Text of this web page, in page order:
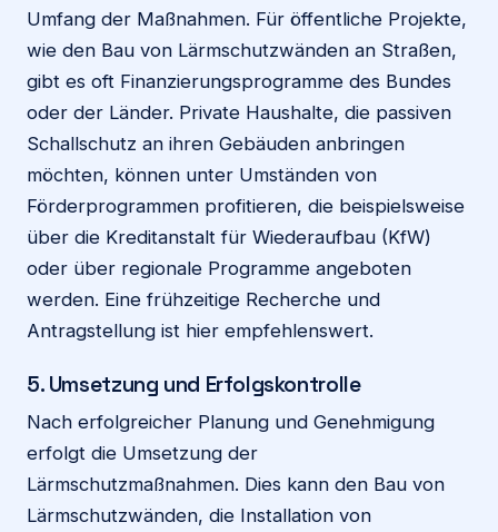
Umfang der Maßnahmen. Für öffentliche Projekte,
wie den Bau von Lärmschutzwänden an Straßen,
gibt es oft Finanzierungsprogramme des Bundes
oder der Länder. Private Haushalte, die passiven
Schallschutz an ihren Gebäuden anbringen
möchten, können unter Umständen von
Förderprogrammen profitieren, die beispielsweise
über die Kreditanstalt für Wiederaufbau (KfW)
oder über regionale Programme angeboten
werden. Eine frühzeitige Recherche und
Antragstellung ist hier empfehlenswert.
5. Umsetzung und Erfolgskontrolle
Nach erfolgreicher Planung und Genehmigung
erfolgt die Umsetzung der
Lärmschutzmaßnahmen. Dies kann den Bau von
Lärmschutzwänden, die Installation von